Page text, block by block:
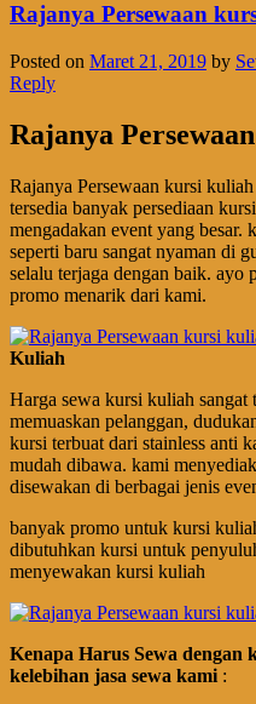
Rajanya Persewaan
Posted on Maret 21, 2019 by
Reply
Rajanya
Rajanya Persewaan kursi
tersedia banyak persediaan
mengadakan event yang besar.
seperti baru sangat nyaman di
selalu terjaga dengan baik. ayo
promo menarik dari kami.
Kuliah
Harga sewa kursi kuliah
memuaskan pelanggan,
kursi terbuat dari stainless anti
mudah dibawa. kami
disewakan di berbagai jenis
banyak promo untuk kursi
dibutuhkan kursi untuk
menyewakan kursi kuliah
Kenapa Harus Sewa dengan
kelebihan jasa sewa kami :